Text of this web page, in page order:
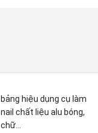
bảng hiệu dụng cụ làm
nail chất liệu alu bóng,
chữ...